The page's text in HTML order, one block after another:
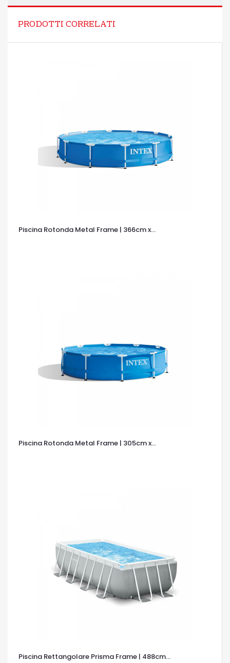
PRODOTTI CORRELATI
Piscina Rotonda Metal Frame | 366cm x...
Piscina Rotonda Metal Frame | 305cm x...
Piscina Rettangolare Prisma Frame | 488cm...